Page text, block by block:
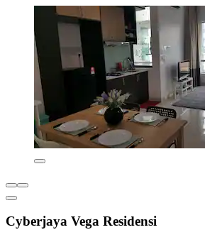
Cyberjaya Vega Residensi